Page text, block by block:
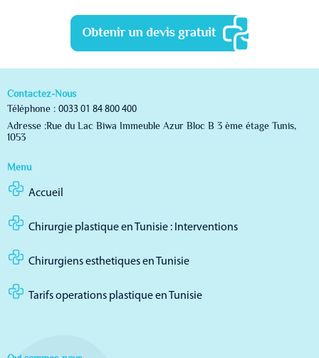
Contactez-Nous
Téléphone : 0033 01 84 800 400
Adresse :Rue du Lac Biwa Immeuble Azur Bloc B 3 ème étage Tunis,
1053
Menu
Accueil
Chirurgie plastique en Tunisie : Interventions
Chirurgiens esthetiques en Tunisie
Tarifs operations plastique en Tunisie